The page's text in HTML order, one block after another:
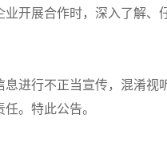
开展合作时，深入了解、
进行不正当宣传，混淆视
。特此公告。